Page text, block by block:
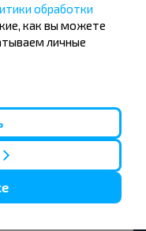
обработки
как вы можете
личные